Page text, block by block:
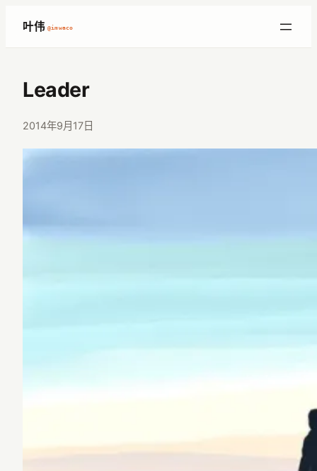
内
叶伟 @imwaco
Leader
2014年9月17日